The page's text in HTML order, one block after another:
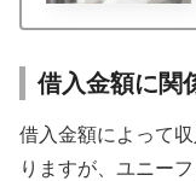
借入金額に関
借入金額によって
りますが、ユニー